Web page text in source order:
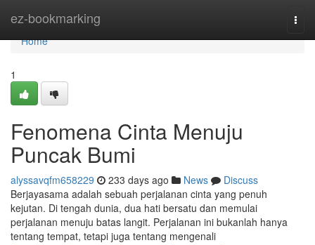
ez-bookmarking
Home
Home
1
Fenomena Cinta Menuju
Puncak Bumi
alyssavqfm658229 233 days ago News
Discuss
Berjayasama adalah sebuah perjalanan cinta yang penuh
kejutan. Di tengah dunia, dua hati bersatu dan memulai
perjalanan menuju batas langit. Perjalanan ini bukanlah hanya
tentang tempat, tetapi juga tentang mengenali